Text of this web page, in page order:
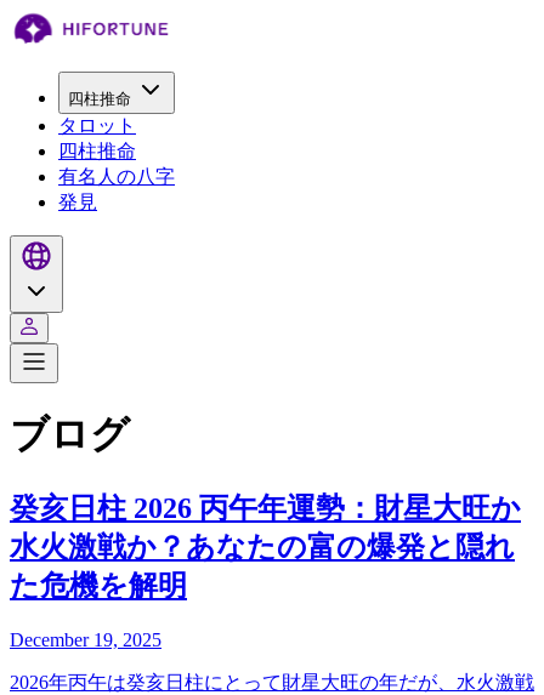
四柱推命
タロット
四柱推命
有名人の八字
発見
ブログ
癸亥日柱 2026 丙午年運勢：財星大旺か
水火激戦か？あなたの富の爆発と隠れ
た危機を解明
December 19, 2025
2026年丙午は癸亥日柱にとって財星大旺の年だが、水火激戦